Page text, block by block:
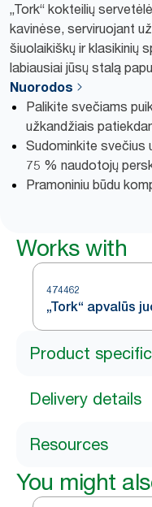
„Tork“ kokteilių
kavinėse, serviruojant
šiuolaikiškų ir klasikinių
labiausiai jūsų stalą
Nuorodos
Palikite svečiams
užkandžiais
Sudominkite svečius
75 % naudotojų
Pramoniniu būdu
Works with
474462
„Tork“ apvalūs
Product
Delivery details
Resources
You might